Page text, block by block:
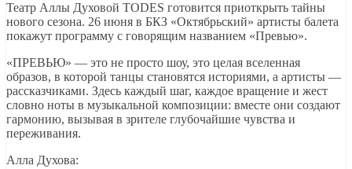
Театр Аллы Духовой TODES готовится приоткрыть тайны
нового сезона. 26 июня в БКЗ «Октябрьский» артисты балета
покажут программу с говорящим названием «Превью».
«ПРЕВЬЮ» — это не просто шоу, это целая вселенная
образов, в которой танцы становятся историями, а артисты —
рассказчиками. Здесь каждый шаг, каждое вращение и жест
словно ноты в музыкальной композиции: вместе они создают
гармонию, вызывая в зрителе глубочайшие чувства и
переживания.
Алла Духова: